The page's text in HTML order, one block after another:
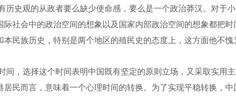
历史观的从政者要么缺少使命感，要么是一个政治莽汉。对于
社会中的政治空间的想象以及国家内部政治空间的想象都把
民族历史，特别是两个地区的殖民史的态度上，这方面他不愧
间，选择这个时间表明中国既有坚定的原则立场，又采取实用
民而言，意味着一个心理时间的转换。为了实现平稳转换，